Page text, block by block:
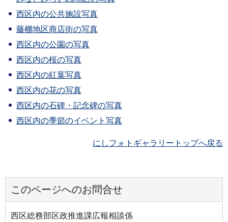
西区内の公共施設写真
藤棚地区商店街の写真
西区内の公園の写真
西区内の桜の写真
西区内の紅葉写真
西区内の花の写真
西区内の石碑・記念碑の写真
西区内の季節のイベント写真
にしフォトギャラリートップへ戻る
このページへのお問合せ
西区総務部区政推進課広報相談係